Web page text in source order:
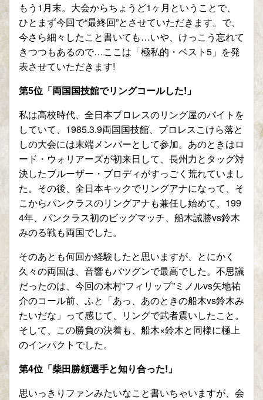
もう 1 月末。大会からちょうど1 ヶ月ということで、
ひとまず今回で“最終回”とさせていただきます。で、
今さら細々したこと書いても…いや、けっこう忘れて
きつつもあるので…ここは「極私的・ベスト5 」を発
表させていただきます!
第5位「両国国技館でリングコールした! 」
私は高校時代、全日本プロレスのリング屋のバイトを
していて、 1985.3.9両国国技館、プロレスこけら落と
しの大会には末端メンバーとして参加。あのときはロ
ード・ウォリアーズが初来日して、長州力とタッグ対
決したブルーザー・ブロディがすっごく荒れていまし
た。その後、全日本キックでリングアナになって、そ
こからパンクラスのリングアナも兼任し始めて、 199
4年、パンクラス初のビッグマッチ、船木誠勝vs鈴木
みのる戦も両国でした。
そのあとも何回か経験したと思いますが、とにかく
久々の両国は、音響もバツグンで最高でした。不思議
だったのは、今回の木村“フィリップ”ミノルvs矢地祐
介のコール前、ふと「あっ、あのときの船木vs鈴木み
たいだな」って感じて、リングで武者震いしたこと。
そして、この勝負の決着も、船木×鈴木と同様に極上
のインパクトでした。
第4位「柴田勝頼選手と知り合った! 」
思いっきりファンみたいなこと書いちゃいますが、会